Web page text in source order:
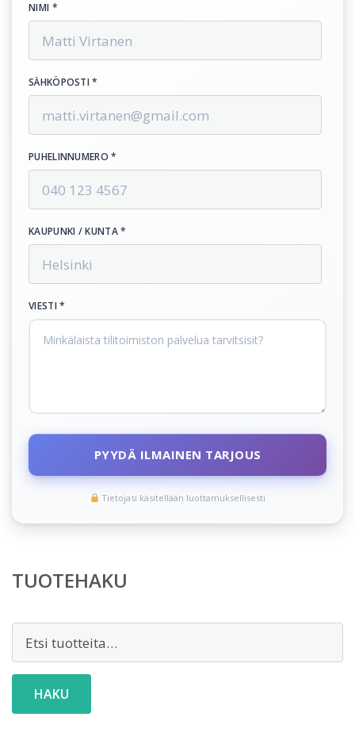
NIMI *
SÄHKÖPOSTI *
PUHELINNUMERO *
KAUPUNKI / KUNTA *
VIESTI *
PYYDÄ ILMAINEN TARJOUS
Tietojasi käsitellään luottamuksellisesti
TUOTEHAKU
HAKU